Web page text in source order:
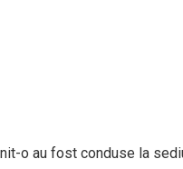
o au fost conduse la